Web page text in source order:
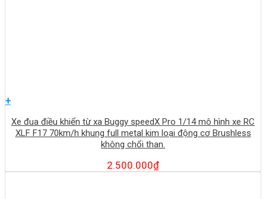
+
Xe đua điều khiển từ xa Buggy speedX Pro 1/14 mô hình xe RC
XLF F17 70km/h khung full metal kim loại động cơ Brushless
không chổi than.
2.500.000₫